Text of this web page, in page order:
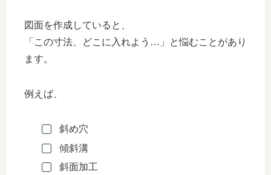
図面を作成していると、
「この寸法、どこに入れよう…」と悩むことがあり
ます。
例えば、
斜め穴
傾斜溝
斜面加工